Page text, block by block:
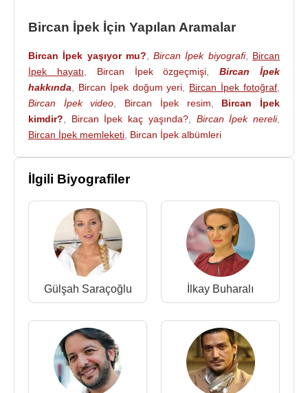
Bircan İpek İçin Yapılan Aramalar
Bircan İpek yaşıyor mu? ,Bircan İpek biyografi, Bircan
İpek hayatı
Bircan İpek özgeçmişi ,Bircan İpek
hakkında
Bircan İpek doğum yeri Bircan İpek fotoğraf
Bircan İpek video
Bircan İpek resim
Bircan İpek
kimdir?
Bircan İpek kaç yaşında?, Bircan İpek nereli,
Bircan İpek memleketi Bircan İpek albümleri
İlgili Biyografiler
Gülşah Saraçoğlu İlkay Buharalı